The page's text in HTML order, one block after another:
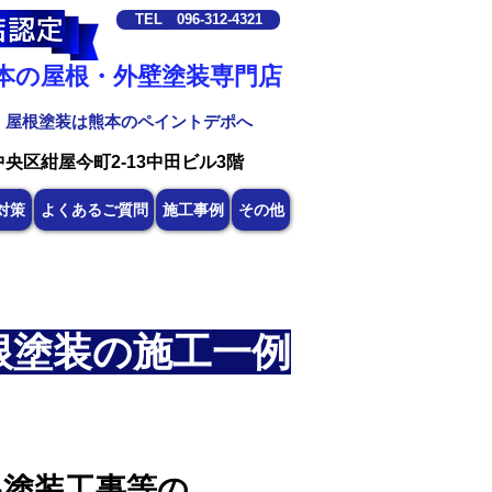
TEL 096-312-4321
の屋根・外壁塗装専門店
根塗装は熊本のペイントデポへ
区紺屋今町2-13中田ビル3階
策 よくあるご質問 施工事例 その他
装の施工一例